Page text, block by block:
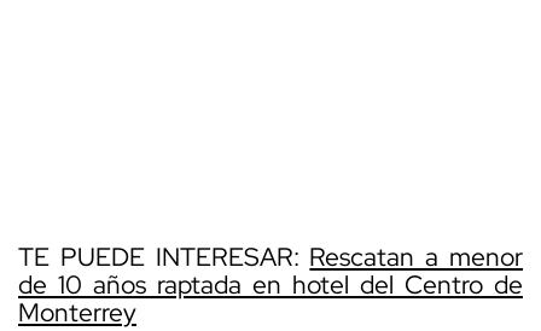
TE PUEDE INTERESAR: Rescatan a menor
de 10 años raptada en hotel del Centro de
Monterrey